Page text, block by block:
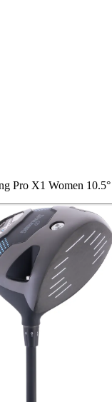
Pro X1 Women 10.5°